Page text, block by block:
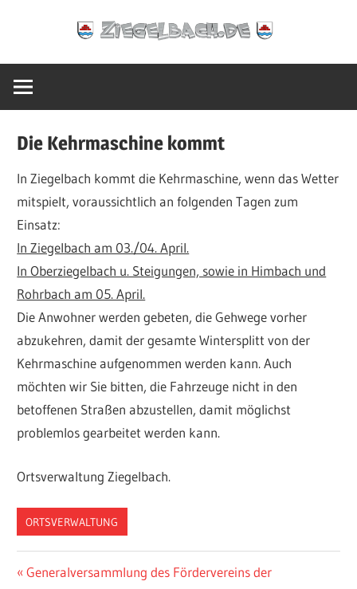
Ziegelbach.de
Die Kehrmaschine kommt
In Ziegelbach kommt die Kehrmaschine, wenn das Wetter
mitspielt, voraussichtlich an folgenden Tagen zum
Einsatz:
In Ziegelbach am 03./04. April.
In Oberziegelbach u. Steigungen, sowie in Himbach und
Rohrbach am 05. April.
Die Anwohner werden gebeten, die Gehwege vorher
abzukehren, damit der gesamte Wintersplitt von der
Kehrmaschine aufgenommen werden kann. Auch
möchten wir Sie bitten, die Fahrzeuge nicht in den
betoffenen Straßen abzustellen, damit möglichst
problemlos gearbeitet werden kann.
Ortsverwaltung Ziegelbach.
ORTSVERWALTUNG
Beitragsnavigation
Vorheriger
Generalversammlung des Fördervereins der